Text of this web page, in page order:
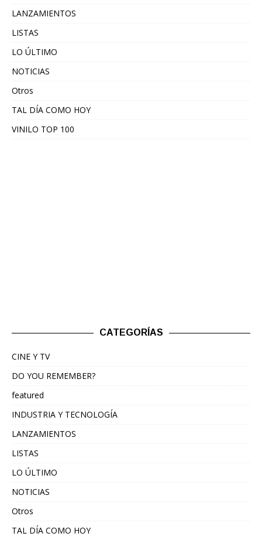
LANZAMIENTOS
LISTAS
LO ÚLTIMO
NOTICIAS
Otros
TAL DÍA COMO HOY
VINILO TOP 100
CATEGORÍAS
CINE Y TV
DO YOU REMEMBER?
featured
INDUSTRIA Y TECNOLOGÍA
LANZAMIENTOS
LISTAS
LO ÚLTIMO
NOTICIAS
Otros
TAL DÍA COMO HOY